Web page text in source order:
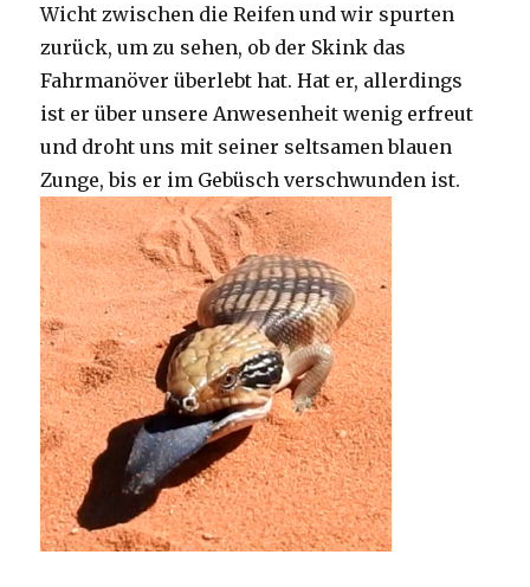
Wicht zwischen die Reifen und wir spurten
zurück, um zu sehen, ob der Skink das
Fahrmanöver überlebt hat. Hat er, allerdings
ist er über unsere Anwesenheit wenig erfreut
und droht uns mit seiner seltsamen blauen
Zunge, bis er im Gebüsch verschwunden ist.